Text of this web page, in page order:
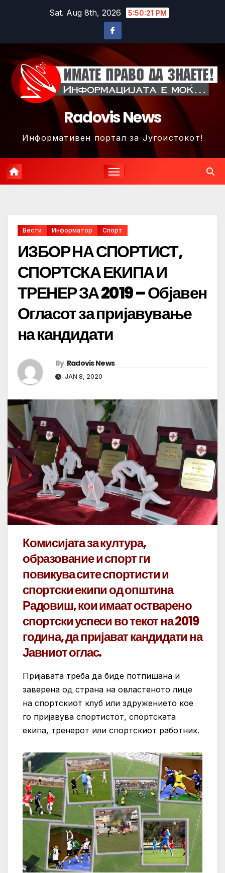
Sat. Aug 8th, 2026 5:50:24 PM
Radovis News
Информативен портал за Југоистокот!
Вести Информатор Спорт
ИЗБОР НА СПОРТИСТ,
СПОРТСКА ЕКИПА И
ТРЕНЕР ЗА 2019 – Објавен
Огласот за пријавување
на кандидати
By Radovis News
JAN 8, 2020
Комисијата за култура,
образование и спорт ги
повикува сите спортисти и
спортски екипи од општина
Радовиш, кои имаат остварено
спортски успеси во текот на 2019
година, да пријават кандидати на
Јавниот оглас.
Пријавата треба да биде потпишана и
заверена од страна на овластеното лице
на спортскиот клуб или здружението кое
го пријавува спортистот, спортската
екипа, тренерот или спортскиот работник.